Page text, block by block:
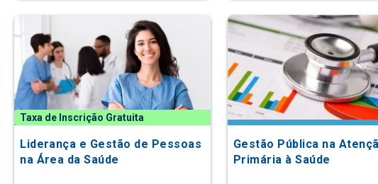
Taxa de Inscrição Gratuita
Liderança e Gestão de Pessoas
na Área da Saúde
Gestão Pública na
Primária à Saúde